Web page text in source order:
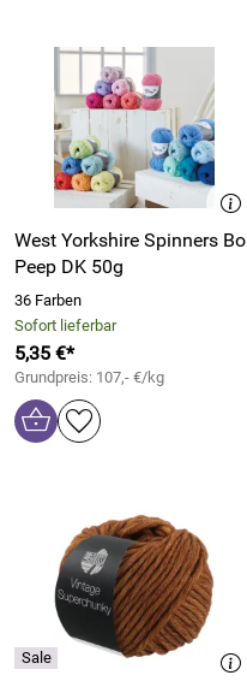
West Yorkshire Spinners Bo
Peep DK 50g
36 Farben
Sofort lieferbar
5,35 €*
Grundpreis: 107,- €/kg